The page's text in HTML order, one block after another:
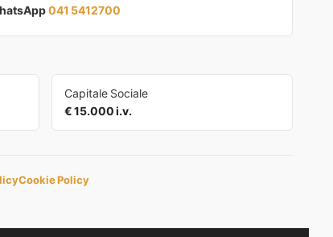
041 5412700
Capitale Sociale
€ 15.000 i.v.
Cookie Policy